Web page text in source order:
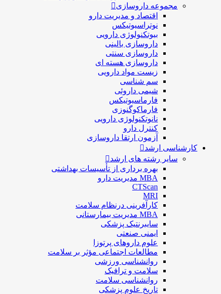
مجموعه داروسازی
اقتصاد و مديريت دارو
نوتراسیوتیکس
بيوتكنولوژی دارویی
داروسازی بالينی
داروسازی سنتی
داروسازی هسته ای
زیست مواد دارویی
سم شناسی
شيمی داروئی
فارماسيوتيكس
فارماكوگنوزی
نانوتکنولوژی دارویی
كنترل دارو
آزمون ارتقا داروسازی
کارشناسی ارشد
سایر رشته های ارشد
بهره برداری از تأسیسات بهداشتی
MBA مدیریت دارو
CTScan
MRI
کارآفرینی درنظام سلامت
MBA مدیریت بیمارستانی
سایبرنتیک پزشکی
ایمنی صنعتی
علوم داروهای پرتوزا
مطالعات اجتماعی مؤثر بر سلامت
روانشناسی ورزشی
سلامت و ترافیک
روانشناسی سلامت
تاریخ علوم پزشکی